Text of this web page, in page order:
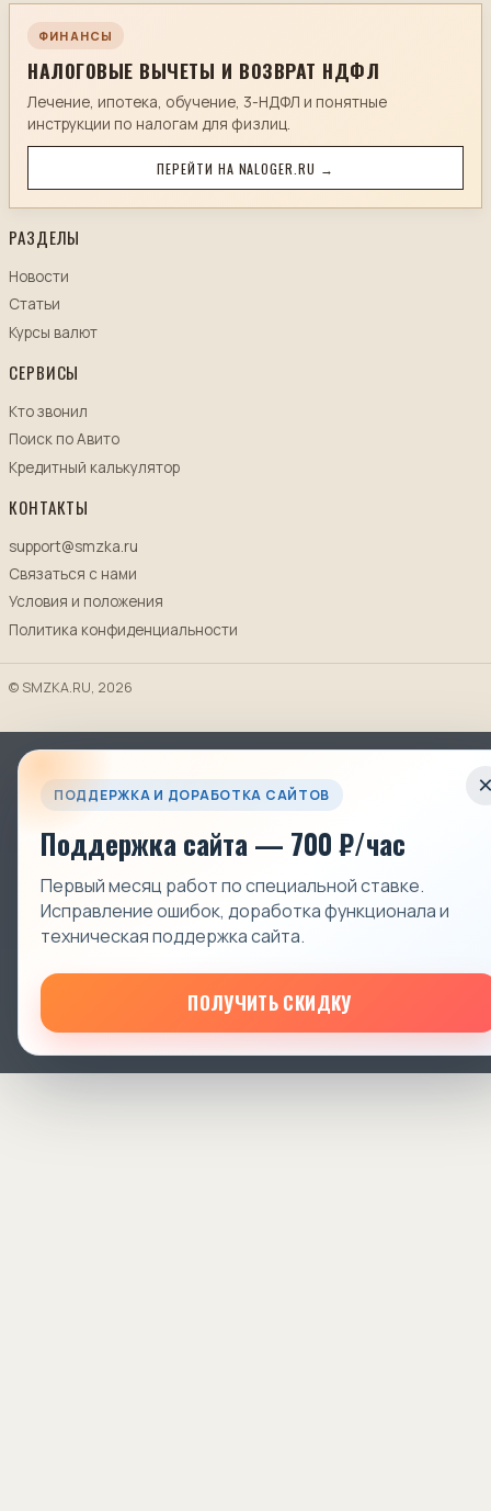
ФИНАНСЫ
НАЛОГОВЫЕ ВЫЧЕТЫ И ВОЗВРАТ НДФЛ
Лечение, ипотека, обучение, 3-НДФЛ и понятные
инструкции по налогам для физлиц.
ПЕРЕЙТИ НА NALOGER.RU →
РАЗДЕЛЫ
Новости
Статьи
Курсы валют
СЕРВИСЫ
Кто звонил
Поиск по Авито
Кредитный калькулятор
КОНТАКТЫ
support@smzka.ru
Связаться с нами
Условия и положения
Политика конфиденциальности
© SMZKA.RU, 2026
ПОДДЕРЖКА И ДОРАБОТКА САЙТОВ
Поддержка сайта — 700 ₽/час
Первый месяц работ по специальной ставке.
Исправление ошибок, доработка функционала и
техническая поддержка сайта.
ПОЛУЧИТЬ СКИДКУ